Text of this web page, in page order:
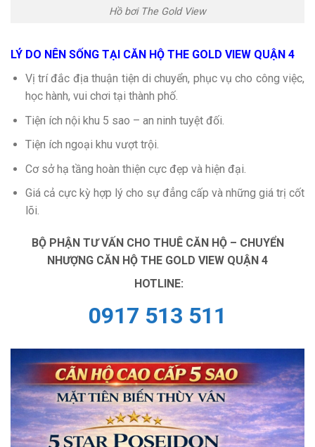
Hồ bơi The Gold View
LÝ DO NÊN SỐNG TẠI CĂN HỘ THE GOLD VIEW QUẬN 4
Vị trí đắc địa thuận tiện di chuyển, phục vụ cho công việc,
học hành, vui chơi tại thành phố.
Tiện ích nội khu 5 sao – an ninh tuyệt đối.
Tiện ích ngoại khu vượt trội.
Cơ sở hạ tầng hoàn thiện cực đẹp và hiện đại.
Giá cả cực kỳ hợp lý cho sự đẳng cấp và những giá trị cốt
lõi.
BỘ PHẬN TƯ VẤN CHO THUÊ CĂN HỘ – CHUYỂN
NHƯỢNG CĂN HỘ THE GOLD VIEW QUẬN 4
HOTLINE:
0917 513 511